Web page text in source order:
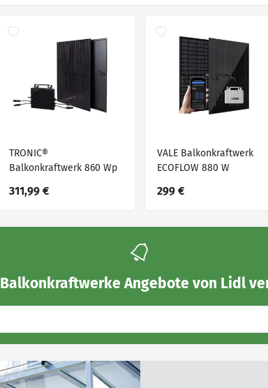
TRONIC®
Balkonkraftwerk 860 Wp
800 A1« bei Lidl
311,99 €
VALE Balkonkraftwerk
ECOFLOW 880 W
299 €
Balkonkraftwerke Angebote von Lidl